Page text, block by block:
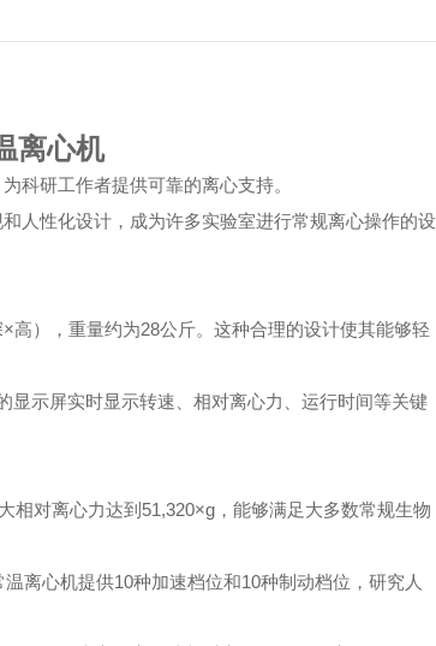
离心机
科研工作者提供可靠的离心支持。
人性化设计，成为许多实验室进行常规离心操作的设
），重量约为28公斤。这种合理的设计使其能够轻
示屏实时显示转速、相对离心力、运行时间等关键
对离心力达到51,320×g，能够满足大多数常规生物
离心机提供10种加速档位和10种制动档位，研究人